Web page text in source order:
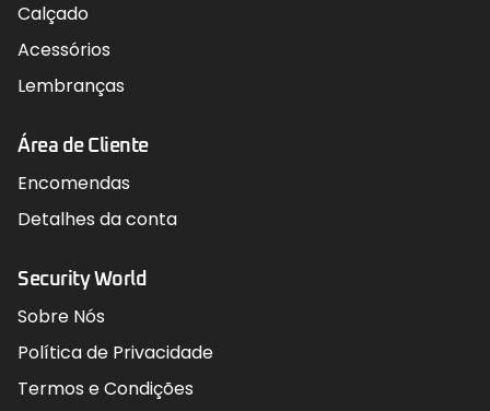
Calçado
Acessórios
Lembranças
Área de Cliente
Encomendas
Detalhes da conta
Security World
Sobre Nós
Política de Privacidade
Termos e Condições